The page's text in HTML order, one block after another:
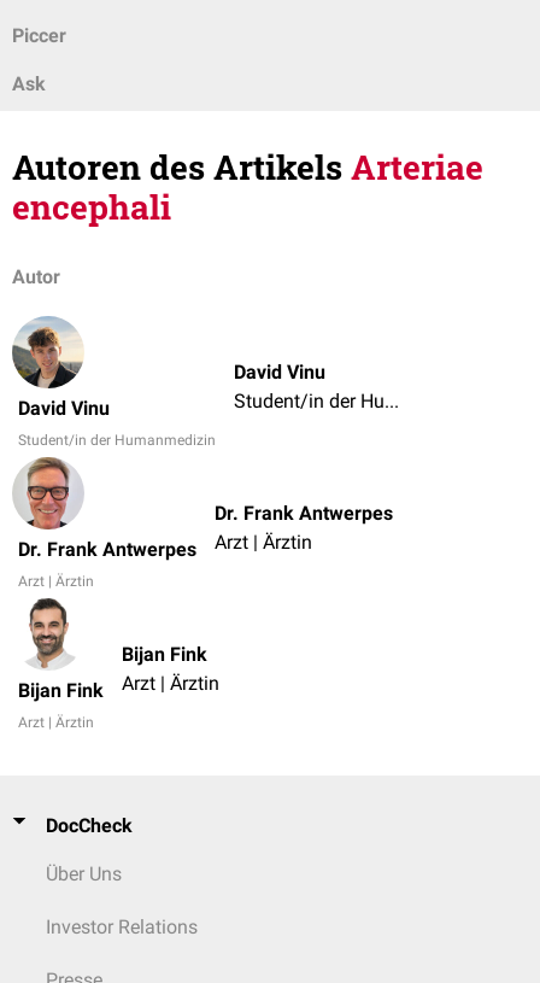
Piccer
Ask
Autoren des ArtikelsArteriae
encephali
Autor
David Vinu
Student/in der Humanmedizin
David Vinu
Student/in der Humanmedizin
Dr. Frank Antwerpes
Arzt | Ärztin
Dr. Frank Antwerpes
Arzt | Ärztin
Bijan Fink
Arzt | Ärztin
Bijan Fink
Arzt | Ärztin
DocCheck
Über Uns
Investor Relations